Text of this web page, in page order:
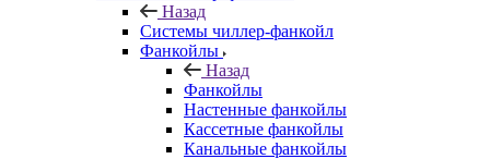
Назад
Системы чиллер-фанкойл
Фанкойлы
Назад
Фанкойлы
Настенные фанкойлы
Кассетные фанкойлы
Канальные фанкойлы